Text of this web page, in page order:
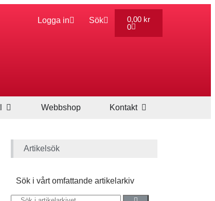
Logga in Sök 0,00 kr
0
Webbshop Kontakt
Artikelsök
Sök i vårt omfattande artikelarkiv